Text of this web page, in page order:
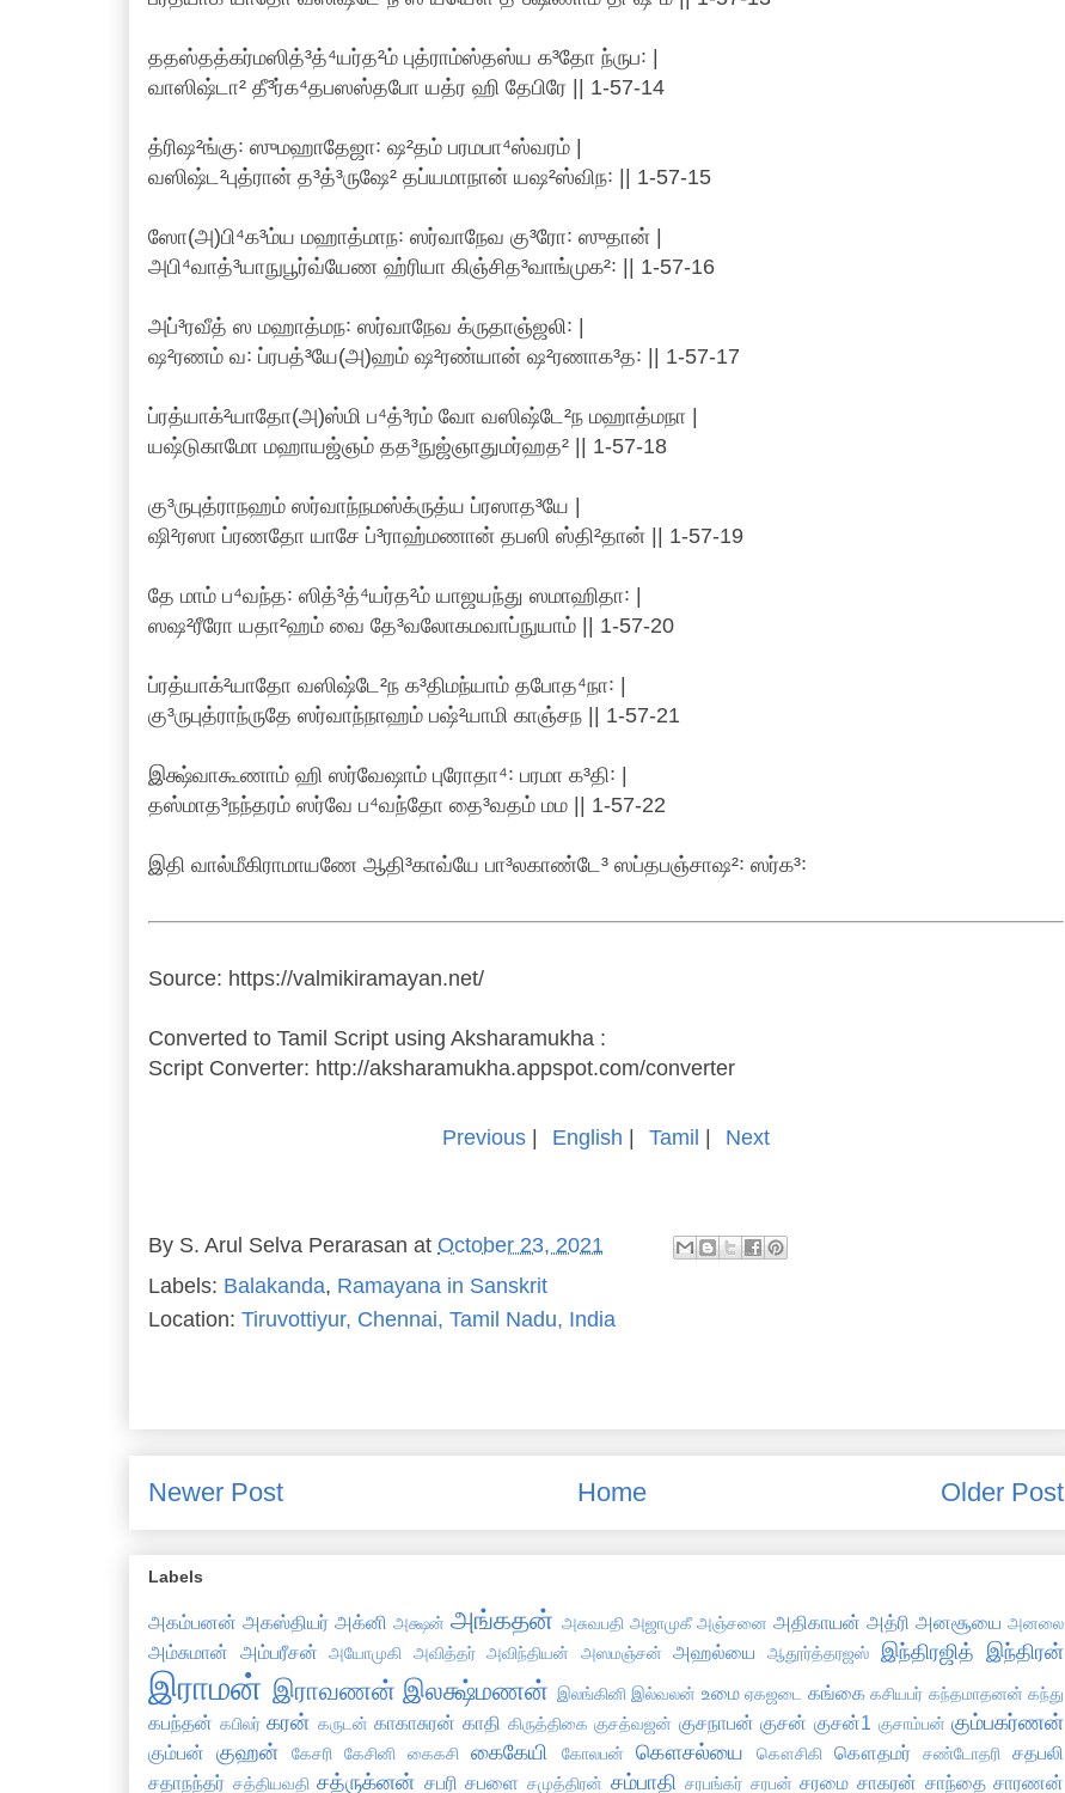
ததஸ்தத்கர்மஸித்³த்⁴யர்த²ம் புத்ராம்ஸ்தஸ்ய க³தோ ந்ருப꞉ |
வாஸிஷ்டா² தீ³ர்க⁴தபஸஸ்தபோ யத்ர ஹி தேபிரே || 1-57-14
த்ரிஷ²ங்கு꞉ ஸுமஹாதேஜா꞉ ஷ²தம் பரமபா⁴ஸ்வரம் |
வஸிஷ்ட²புத்ரான் த³த்³ருஷே² தப்யமாநான் யஷ²ஸ்விந꞉ || 1-57-15
ஸோ(அ)பி⁴க³ம்ய மஹாத்மாந꞉ ஸர்வாநேவ கு³ரோ꞉ ஸுதான் |
அபி⁴வாத்³யாநுபூர்வ்யேண ஹ்ரியா கிஞ்சித³வாங்முக²꞉ || 1-57-16
அப்³ரவீத் ஸ மஹாத்மந꞉ ஸர்வாநேவ க்ருதாஞ்ஜலி꞉ |
ஷ²ரணம் வ꞉ ப்ரபத்³யே(அ)ஹம் ஷ²ரண்யான் ஷ²ரணாக³த꞉ || 1-57-17
ப்ரத்யாக்²யாதோ(அ)ஸ்மி ப⁴த்³ரம் வோ வஸிஷ்டே²ந மஹாத்மநா |
யஷ்டுகாமோ மஹாயஜ்ஞம் தத³நுஜ்ஞாதுமர்ஹத² || 1-57-18
கு³ருபுத்ராநஹம் ஸர்வாந்நமஸ்க்ருத்ய ப்ரஸாத³யே |
ஷி²ரஸா ப்ரணதோ யாசே ப்³ராஹ்மணான் தபஸி ஸ்தி²தான் || 1-57-19
தே மாம் ப⁴வந்த꞉ ஸித்³த்⁴யர்த²ம் யாஜயந்து ஸமாஹிதா꞉ |
ஸஷ²ரீரோ யதா²ஹம் வை தே³வலோகமவாப்நுயாம் || 1-57-20
ப்ரத்யாக்²யாதோ வஸிஷ்டே²ந க³திமந்யாம் தபோத⁴நா꞉ |
கு³ருபுத்ராந்ருதே ஸர்வாந்நாஹம் பஷ்²யாமி காஞ்சந || 1-57-21
இக்ஷ்வாகூணாம் ஹி ஸர்வேஷாம் புரோதா⁴꞉ பரமா க³தி꞉ |
தஸ்மாத³நந்தரம் ஸர்வே ப⁴வந்தோ தை³வதம் மம || 1-57-22
இதி வால்மீகிராமாயணே ஆதி³காவ்யே பா³லகாண்டே³ ஸப்தபஞ்சாஷ²꞉ ஸர்க³꞉
Source: https://valmikiramayan.net/
Converted to Tamil Script using Aksharamukha :
Script Converter: http://aksharamukha.appspot.com/converter
Previous English Tamil Next
By S. Arul Selva Perarasan at October 23, 2021
Labels: Balakanda, Ramayana in Sanskrit
Location: Tiruvottiyur, Chennai, Tamil Nadu, India
Newer Post Older Post
Home
Labels
அகம்பனன் அகஸ்தியர் அக்னி அக்ஷன் அங்கதன் அசுவபதி அஜாமுகீ அஞ்சனை அதிகாயன் அத்ரி அனசூயை அனலை
அம்சுமான் அம்பரீசன் அயோமுகி அவித்தர் அவிந்தியன் அஸமஞ்சன் அஹல்யை ஆதூர்த்தரஜஸ் இந்திரஜித் இந்திரன்
இராமன் இராவணன் இலக்ஷ்மணன் இலங்கினி இல்வலன் உமை ஏகஜடை கங்கை கசியபர் கந்தமாதனன் கந்து
கபந்தன் கபிலர் கரன் கருடன் காகாசுரன் காதி கிருத்திகை குசத்வஜன் குசநாபன் குசன் குசன்1 குசாம்பன் கும்பகர்ணன்
கும்பன் குஹன் கேசரி கேசினி கைகசி கைகேயி கோலபன் கௌசல்யை கௌசிகி கௌதமர் சண்டோதரி
சதபலி
சதாநந்தர் சத்தியவதி சத்ருக்னன் சபரி சபளை சமுத்திரன் சம்பாதி சரபங்கர் சரபன் சரமை சாகரன் சாந்தை சாரணன்